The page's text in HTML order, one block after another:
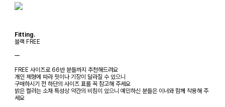
Fitting.
블랙 FREE
ㅡ
FREE 사이즈로 66반 분들까지 추천해드려요
개인 체형에 따라 핏이나 기장이 달라질 수 있으니
구매하시기 전 하단의 사이즈 표를 꼭 참고해 주세요
밝은 컬러는 소재 특성상 약간의 비침이 있으니 예민하신 분들은 이너와 함께 착용해 주
세요